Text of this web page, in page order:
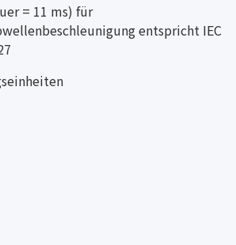
= 11 ms) für
entspricht IEC